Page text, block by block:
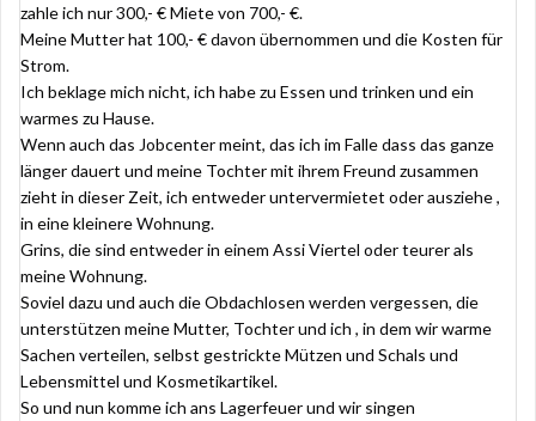
zahle ich nur 300,- € Miete von 700,- €.
Meine Mutter hat 100,- € davon übernommen und die Kosten für
Strom.
Ich beklage mich nicht, ich habe zu Essen und trinken und ein
warmes zu Hause.
Wenn auch das Jobcenter meint, das ich im Falle dass das ganze
länger dauert und meine Tochter mit ihrem Freund zusammen
zieht in dieser Zeit, ich entweder untervermietet oder ausziehe ,
in eine kleinere Wohnung.
Grins, die sind entweder in einem Assi Viertel oder teurer als
meine Wohnung.
Soviel dazu und auch die Obdachlosen werden vergessen, die
unterstützen meine Mutter, Tochter und ich , in dem wir warme
Sachen verteilen, selbst gestrickte Mützen und Schals und
Lebensmittel und Kosmetikartikel.
So und nun komme ich ans Lagerfeuer und wir singen